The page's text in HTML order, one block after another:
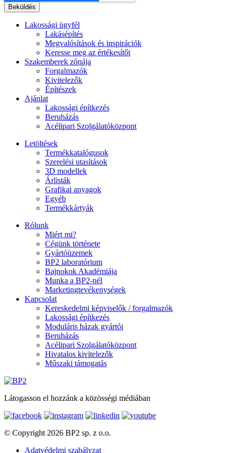
Lakossági ügyfél
Lakásépítés
Megvalósítások és inspirációk
Keresse meg az értékesítőt
Szakemberek zónája
Forgalmazók
Kivitelezők
Építészek
Ajánlat
Lakossági építkezés
Beruházás
Acélipari Szolgálatóközpont
Letöltések
Termékkatalógusok
Szerelési utasítások
3D modellek
Árlisták
Grafikai anyagok
Egyéb
Termékkártyák
Rólunk
Miért mi?
Cégünk története
Gyártóüzemek
BP2 laboratórium
Bajnokok Akadémiája
Munka a BP2-nél
Marketingtevékenységek
Kapcsolat
Kereskedelmi képviselők / forgalmazók
Lakossági építkezés
Moduláris házak gyártói
Beruházás
Acélipari Szolgálatóközpont
Hivatalos kivitelezők
Műszaki támogatás
Látogasson el hozzánk a közösségi médiában
© Copyright 2026 BP2 sp. z o.o.
Adatvédelmi szabályzat